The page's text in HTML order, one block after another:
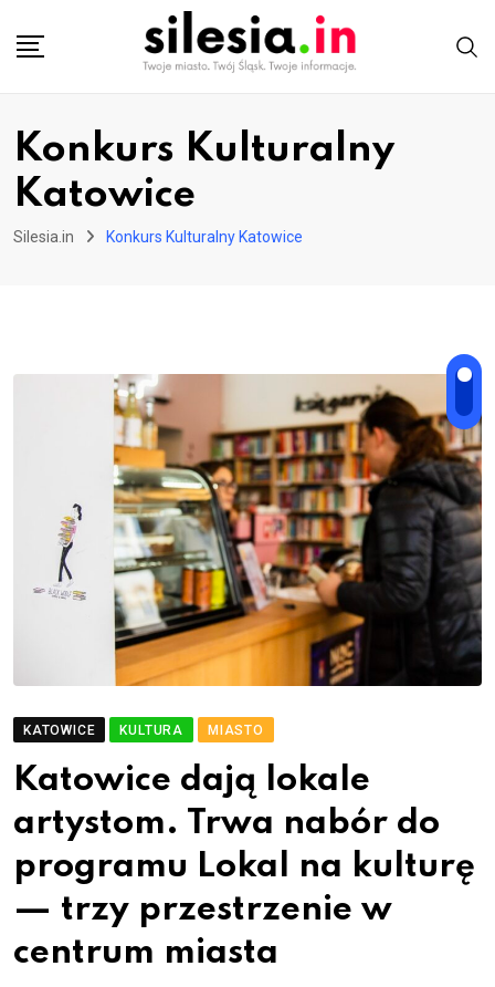
Konkurs Kulturalny
Katowice
Silesia.in Konkurs Kulturalny Katowice
KATOWICE KULTURA MIASTO
Katowice dają lokale
artystom. Trwa nabór do
programu Lokal na kulturę
— trzy przestrzenie w
centrum miasta